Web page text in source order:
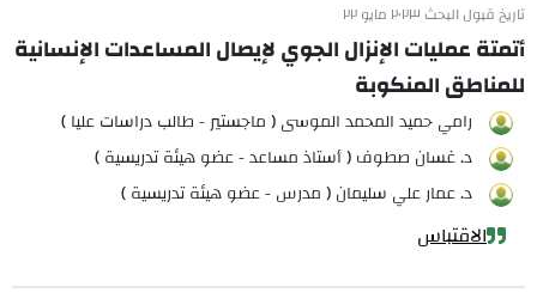
تاريخ قبول البحث ٢٠٢٣ مايو ٢٢
أتمتة عمليات الإنزال الجوي لإيصال المساعدات الإنسانية
للمناطق المنكوبة
رامي حميد المحمد الموسى ( ماجستير - طالب دراسات عليا )
د. غسان صطوف ( أستاذ مساعد - عضو هيئة تدريسية )
د. عمار علي سليمان ( مدرس - عضو هيئة تدريسية )
الاقتباس